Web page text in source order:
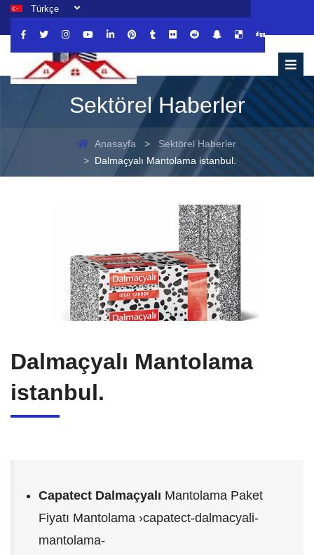
Türkçe
Sektörel Haberler
Anasayfa
Sektörel Haberler
Dalmaçyalı Mantolama istanbul.
Dalmaçyalı Mantolama
istanbul.
Capatect Dalmaçyalı Mantolama Paket
Fiyatı Mantolama ›capatect-dalmacyali-
mantolama-